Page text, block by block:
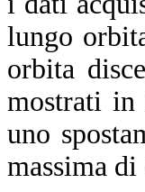
lungo
orbita
mostrati in
uno
massima